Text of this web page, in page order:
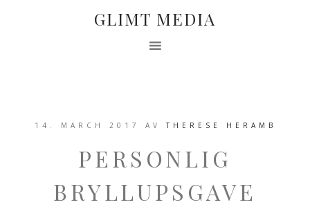
GLIMT MEDIA
14. MARCH 2017 AVTHERESE HERAMB
PERSONLIG
BRYLLUPSGAVE